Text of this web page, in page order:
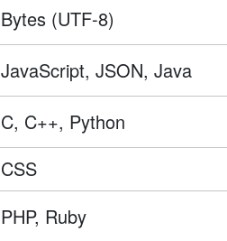
Bytes (UTF-8)
JavaScript, JSON, Java
C, C++, Python
CSS
PHP, Ruby